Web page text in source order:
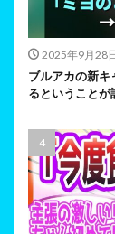
2025年9月28
ブルアカの新キ
るということ